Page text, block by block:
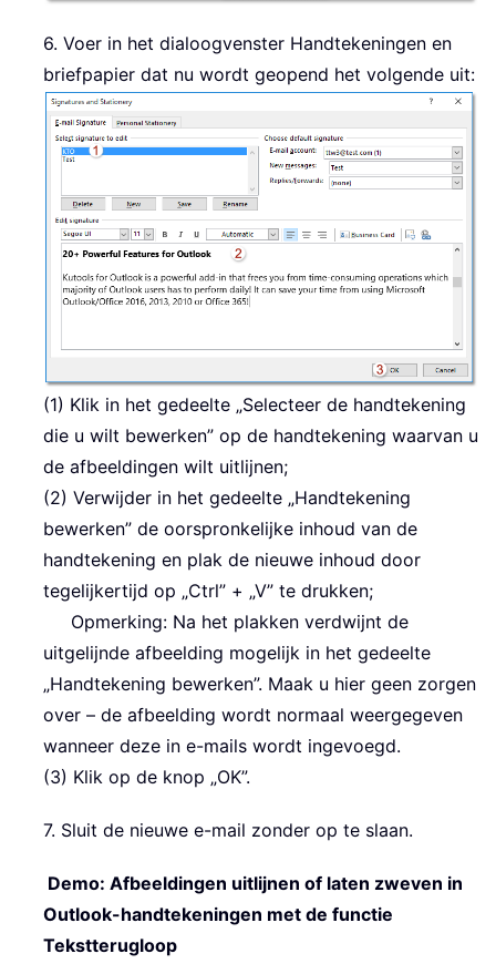
6. Voer in het dialoogvenster Handtekeningen en
briefpapier dat nu wordt geopend het volgende uit:
(1) Klik in het gedeelte „Selecteer de handtekening
die u wilt bewerken” op de handtekening waarvan u
de afbeeldingen wilt uitlijnen;
(2) Verwijder in het gedeelte „Handtekening
bewerken” de oorspronkelijke inhoud van de
handtekening en plak de nieuwe inhoud door
tegelijkertijd op „Ctrl” + „V” te drukken;
Opmerking: Na het plakken verdwijnt de
uitgelijnde afbeelding mogelijk in het gedeelte
„Handtekening bewerken”. Maak u hier geen zorgen
over – de afbeelding wordt normaal weergegeven
wanneer deze in e-mails wordt ingevoegd.
(3) Klik op de knop „OK”.
7. Sluit de nieuwe e-mail zonder op te slaan.
Demo: Afbeeldingen uitlijnen of laten zweven in
Outlook-handtekeningen met de functie
Tekstterugloop